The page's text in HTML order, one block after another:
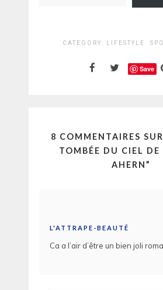
CATEGORY: LIFESTYLE
Save
8 COMMENTAIRES
TOMBÉE DU CIEL DE
AHERN”
L'ATTRAPE-BEAUTÉ
Ca a l’air d’être un bien joli